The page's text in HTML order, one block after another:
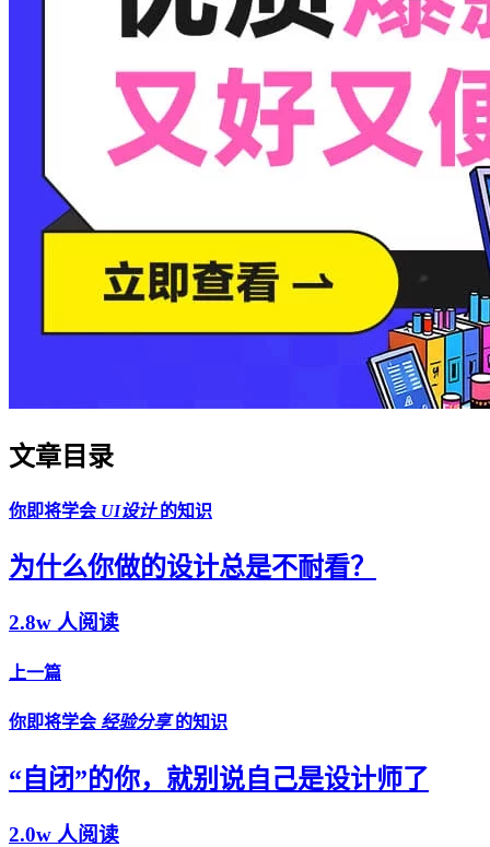
文章目录
你即将学会 UI设计的知识
为什么你做的设计总是不耐看？
2.8w 人阅读
上一篇
你即将学会 经验分享的知识
“自闭”的你，就别说自己是设计师了
2.0w 人阅读